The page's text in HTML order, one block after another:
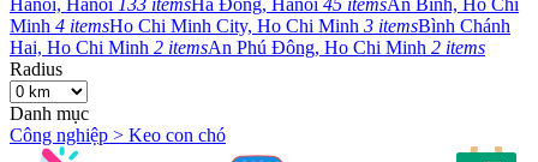
Hanoi, Hanoi 133 itemsHà Đông, Hanoi 45 itemsAn Bình, Ho Chi
Minh 4 itemsHo Chi Minh City, Ho Chi Minh 3 itemsBình Chánh
Hai, Ho Chi Minh 2 itemsAn Phú Đông, Ho Chi Minh 2 items
Radius
Danh mục
Công nghiệp > Keo con chó